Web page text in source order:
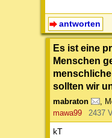
antworten
Es ist eine
Menschen
sollten wir
mabraton ,
mawa99
2437
kT